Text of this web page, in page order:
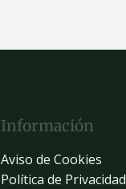
Información
Aviso de Cookies
Política de Privacidad